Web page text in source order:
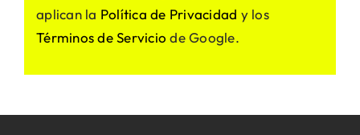
aplican la Política de Privacidad y los
Términos de Servicio de Google.